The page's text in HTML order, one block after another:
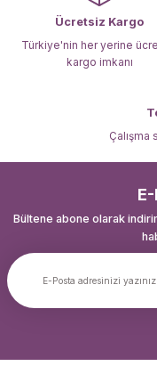
Ücretsiz Kargo
Türkiye'nin her yerine
kargo imkanı
Çalışma
Bültene abone olarak